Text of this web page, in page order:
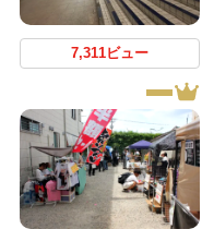
7,311ビュー